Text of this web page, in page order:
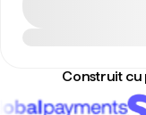
Construit